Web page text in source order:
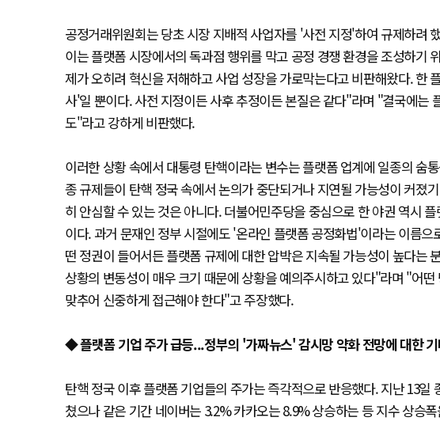
공정거래위원회는 당초 시장 지배적 사업자를 '사전 지정'하여 규제하려
이는 플랫폼 시장에서의 독과점 행위를 막고 공정 경쟁 환경을 조성하기
제가 오히려 혁신을 저해하고 사업 성장을 가로막는다고 비판해왔다. 한
사'일 뿐이다. 사전 지정이든 사후 추정이든 본질은 같다"라며 "결국에는
도"라고 강하게 비판했다.
이러한 상황 속에서 대통령 탄핵이라는 변수는 플랫폼 업계에 일종의 숨
종 규제들이 탄핵 정국 속에서 논의가 중단되거나 지연될 가능성이 커졌
히 안심할 수 있는 것은 아니다. 더불어민주당을 중심으로 한 야권 역시
이다. 과거 문재인 정부 시절에도 '온라인 플랫폼 공정화법'이라는 이름
떤 정권이 들어서든 플랫폼 규제에 대한 압박은 지속될 가능성이 높다는
상황의 변동성이 매우 크기 때문에 상황을 예의주시하고 있다"라며 "어
맞추어 신중하게 접근해야 한다"고 주장했다.
◆ 플랫폼 기업 주가 급등...정부의 '가짜뉴스' 감시망 약화 전망에 대한
탄핵 정국 이후 플랫폼 기업들의 주가는 즉각적으로 반응했다. 지난 13
쳤으나 같은 기간 네이버는 3.2% 카카오는 8.9% 상승하는 등 지수 상승